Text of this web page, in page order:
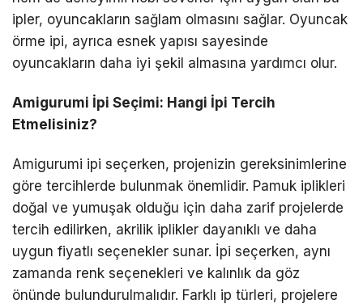
ipler, oyuncakların sağlam olmasını sağlar. Oyuncak
örme ipi, ayrıca esnek yapısı sayesinde
oyuncakların daha iyi şekil almasına yardımcı olur.
Amigurumi İpi Seçimi: Hangi İpi Tercih
Etmelisiniz?
Amigurumi ipi seçerken, projenizin gereksinimlerine
göre tercihlerde bulunmak önemlidir. Pamuk iplikleri
doğal ve yumuşak olduğu için daha zarif projelerde
tercih edilirken, akrilik iplikler dayanıklı ve daha
uygun fiyatlı seçenekler sunar. İpi seçerken, aynı
zamanda renk seçenekleri ve kalınlık da göz
önünde bulundurulmalıdır. Farklı ip türleri, projelere